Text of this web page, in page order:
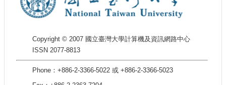
Copyright © 2007 國立臺灣大學計算機及資訊網路中心
ISSN 2077-8813
Phone：+886-2-3366-5022 或 +886-2-3366-5023